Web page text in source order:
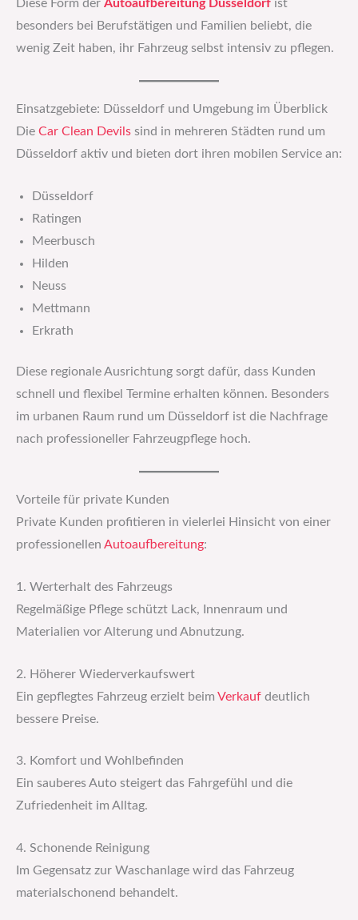
Diese Form der Autoaufbereitung Düsseldorf ist
besonders bei Berufstätigen und Familien beliebt, die
wenig Zeit haben, ihr Fahrzeug selbst intensiv zu pflegen.
Einsatzgebiete: Düsseldorf und Umgebung im Überblick
Die Car Clean Devils sind in mehreren Städten rund um
Düsseldorf aktiv und bieten dort ihren mobilen Service an:
Düsseldorf
Ratingen
Meerbusch
Hilden
Neuss
Mettmann
Erkrath
Diese regionale Ausrichtung sorgt dafür, dass Kunden
schnell und flexibel Termine erhalten können. Besonders
im urbanen Raum rund um Düsseldorf ist die Nachfrage
nach professioneller Fahrzeugpflege hoch.
Vorteile für private Kunden
Private Kunden profitieren in vielerlei Hinsicht von einer
professionellen Autoaufbereitung:
1. Werterhalt des Fahrzeugs
Regelmäßige Pflege schützt Lack, Innenraum und
Materialien vor Alterung und Abnutzung.
2. Höherer Wiederverkaufswert
Ein gepflegtes Fahrzeug erzielt beim Verkauf deutlich
bessere Preise.
3. Komfort und Wohlbefinden
Ein sauberes Auto steigert das Fahrgefühl und die
Zufriedenheit im Alltag.
4. Schonende Reinigung
Im Gegensatz zur Waschanlage wird das Fahrzeug
materialschonend behandelt.